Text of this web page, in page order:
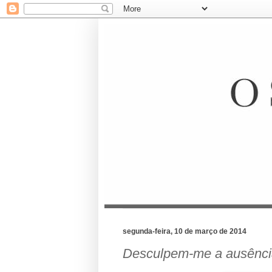
segunda-feira, 10 de março de 2014
Desculpem-me a